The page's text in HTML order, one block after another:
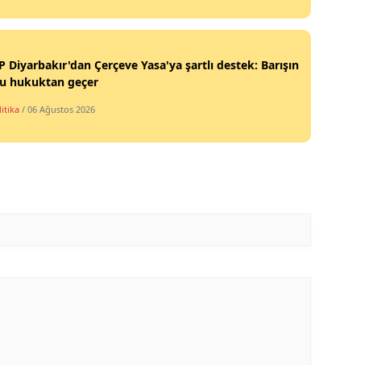
Diyarbakır'dan Çerçeve Yasa'ya şartlı destek: Barışın
hukuktan geçer
/ 06 Ağustos 2026